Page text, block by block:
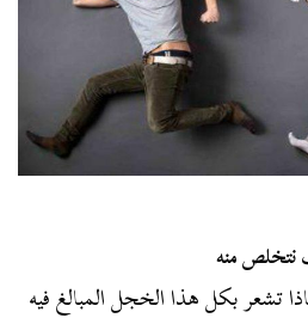
نتخلص منه
تشعر بكل هذا الخجل المبالغ فيه